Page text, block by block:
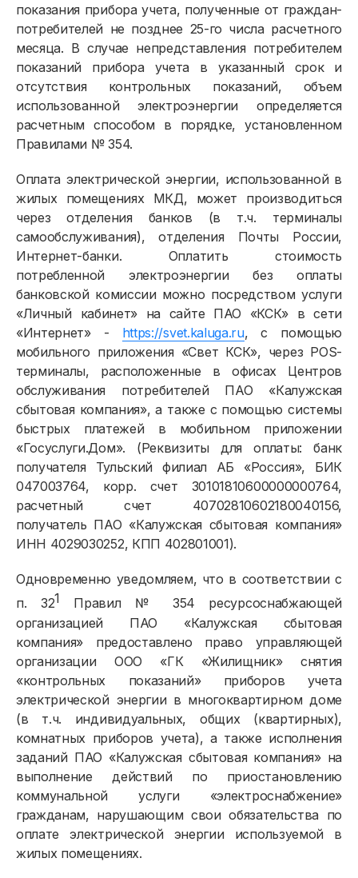
показания прибора учета, полученные от граждан-
потребителей не позднее 25-го числа расчетного
месяца. В случае непредставления потребителем
показаний прибора учета в указанный срок и
отсутствия контрольных показаний, объем
использованной электроэнергии определяется
расчетным способом в порядке, установленном
Правилами № 354.
Оплата электрической энергии, использованной в
жилых помещениях МКД, может производиться
через отделения банков (в т.ч. терминалы
самообслуживания), отделения Почты России,
Интернет-банки. Оплатить стоимость
потребленной электроэнергии без оплаты
банковской комиссии можно посредством услуги
«Личный кабинет» на сайте ПАО «КСК» в сети
«Интернет» - https://svet.kaluga.ru, с помощью
мобильного приложения «Свет КСК», через POS-
терминалы, расположенные в офисах Центров
обслуживания потребителей ПАО «Калужская
сбытовая компания», а также с помощью системы
быстрых платежей в мобильном приложении
«Госуслуги.Дом». (Реквизиты для оплаты: банк
получателя Тульский филиал АБ «Россия», БИК
047003764, корр. счет 30101810600000000764,
расчетный счет 40702810602180040156,
получатель ПАО «Калужская сбытовая компания»
ИНН 4029030252, КПП 402801001).
Одновременно уведомляем, что в соответствии с
п. 321 Правил № 354 ресурсоснабжающей
организацией ПАО «Калужская сбытовая
компания» предоставлено право управляющей
организации ООО «ГК «Жилищник» снятия
«контрольных показаний» приборов учета
электрической энергии в многоквартирном доме
(в т.ч. индивидуальных, общих (квартирных),
комнатных приборов учета), а также исполнения
заданий ПАО «Калужская сбытовая компания» на
выполнение действий по приостановлению
коммунальной услуги «электроснабжение»
гражданам, нарушающим свои обязательства по
оплате электрической энергии используемой в
жилых помещениях.
Физическим лицам
Договор энергоснабжения
Расчёты и оплата
Приборы учёта и показания
Должникам
Онлайн-сервисы
Полезное